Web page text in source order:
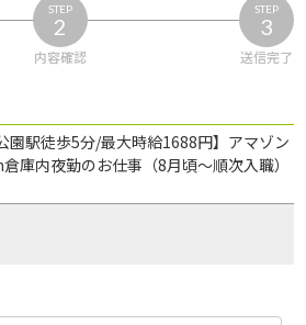
STEP
2
内容確認
STEP
3
送信完了
園駅徒歩5分/最大時給1688円】アマゾン
庫内夜勤のお仕事（8月頃～順次入職）